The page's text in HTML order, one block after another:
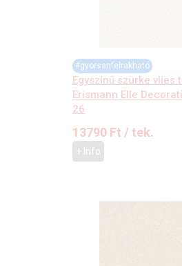
#gyorsanfelrakható
Egyszínű szürke vlies
Erismann Elle
26
13790 Ft / tek.
+ Info